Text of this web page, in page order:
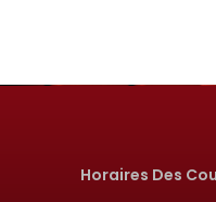
Horaires Des